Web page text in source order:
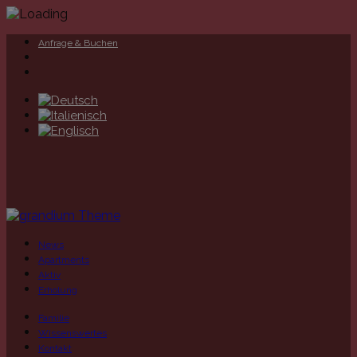
Anfrage & Buchen
News
Apartments
Aktiv
Erholung
Familie
Wissenswertes
Kontakt